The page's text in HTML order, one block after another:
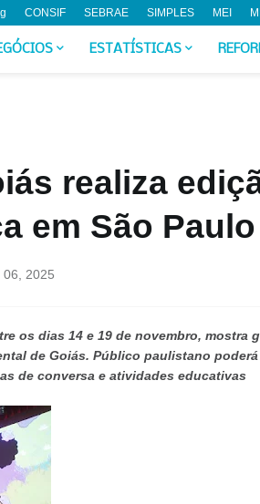
CONSIF SEBRAE SIMPLES MEI
ESTATÍSTICAS
realiza
em São Paulo
06, 2025
os dias 14 e 19 de novembro, mostra
de Goiás. Público paulistano
de conversa e atividades educativas